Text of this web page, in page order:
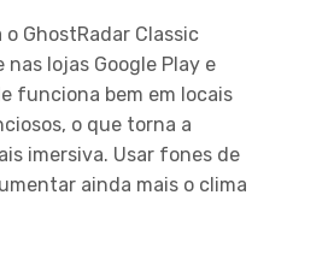
GhostRadar Classic
lojas Google Play e
funciona bem em locais
o que torna a
imersiva. Usar fones de
ainda mais o clima